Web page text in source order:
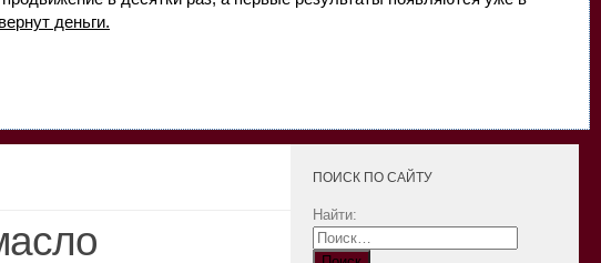
вернут деньги.
ПОИСК ПО САЙТУ
Найти: